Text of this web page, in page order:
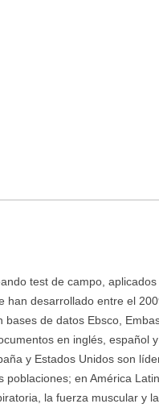
test de campo, aplicados
han desarrollado entre el
de datos Ebsco,
en inglés, español y
y Estados Unidos son
en América
la fuerza muscular y la